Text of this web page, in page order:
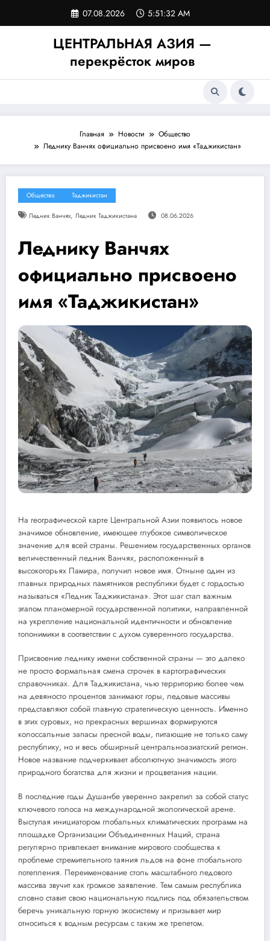
содержимому
07.08.2026 5:51:32 AM
ЦЕНТРАЛЬНАЯ АЗИЯ —
перекрёсток миров
Главная Новости
Общество
Леднику Ванчях официально присвоено имя «Таджикистан»
Общество Таджикистан
Ледник Ванчях, Ледник Таджикистана 08.06.2026
Леднику Ванчях
официально присвоено
имя «Таджикистан»
На географической карте Центральной Азии появилось новое
значимое обновление, имеющее глубокое символическое
значение для всей страны. Решением государственных органов
величественный ледник Ванчях, расположенный в
высокогорьях Памира, получил новое имя. Отныне один из
главных природных памятников республики будет с гордостью
называться «Ледник Таджикистана». Этот шаг стал важным
этапом планомерной государственной политики, направленной
на укрепление национальной идентичности и обновление
топонимики в соответствии с духом суверенного государства.
Присвоение леднику имени собственной страны — это далеко
не просто формальная смена строчек в картографических
справочниках. Для Таджикистана, чью территорию более чем
на девяносто процентов занимают горы, ледовые массивы
представляют собой главную стратегическую ценность. Именно
в этих суровых, но прекрасных вершинах формируются
колоссальные запасы пресной воды, питающие не только саму
республику, но и весь обширный центральноазиатский регион.
Новое название подчеркивает абсолютную значимость этого
природного богатства для жизни и процветания нации.
В последние годы Душанбе уверенно закрепил за собой статус
ключевого голоса на международной экологической арене.
Выступая инициатором глобальных климатических программ на
площадке Организации Объединенных Наций, страна
регулярно привлекает внимание мирового сообщества к
проблеме стремительного таяния льдов на фоне глобального
потепления. Переименование столь масштабного ледового
массива звучит как громкое заявление. Тем самым республика
словно ставит свою национальную подпись под обязательством
беречь уникальную горную экосистему и призывает мир
относиться к водным ресурсам с таким же трепетом.